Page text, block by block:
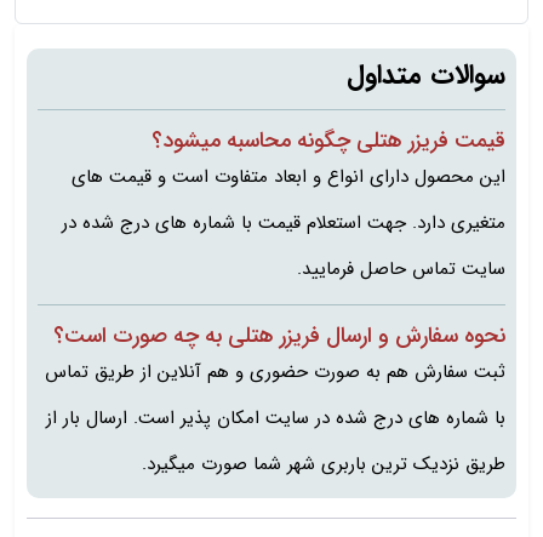
سوالات متداول
قیمت فریزر هتلی چگونه محاسبه میشود؟
این محصول دارای انواع و ابعاد متفاوت است و قیمت های
متغیری دارد. جهت استعلام قیمت با شماره های درج شده در
سایت تماس حاصل فرمایید.
نحوه سفارش و ارسال فریزر هتلی به چه صورت است؟
ثبت سفارش هم به صورت حضوری و هم آنلاین از طریق تماس
با شماره های درج شده در سایت امکان پذیر است. ارسال بار از
طریق نزدیک ترین باربری شهر شما صورت میگیرد.